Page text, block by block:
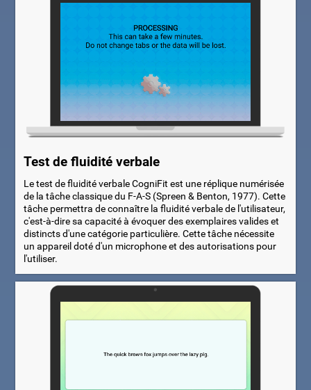
Test de fluidité verbale
Le test de fluidité verbale CogniFit est une réplique numérisée
de la tâche classique du F-A-S (Spreen & Benton, 1977). Cette
tâche permettra de connaître la fluidité verbale de l'utilisateur,
c'est-à-dire sa capacité à évoquer des exemplaires valides et
distincts d'une catégorie particulière. Cette tâche nécessite
un appareil doté d'un microphone et des autorisations pour
l'utiliser.